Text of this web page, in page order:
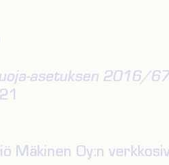
asetuksen 2016/
Mäkinen Oy:n